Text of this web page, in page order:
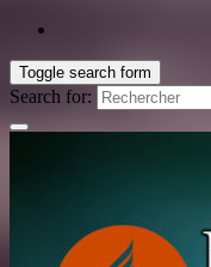
Toggle search form
Search for: